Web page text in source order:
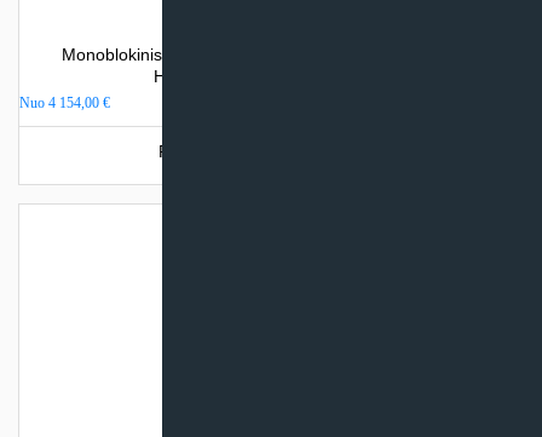
Monoblokinis šilumos siurblys oras – vanduo Cooper &
Hunter EVIPOWER INVERTER
Nuo 4 154,00 €
Produkto šiuo metu neturime.